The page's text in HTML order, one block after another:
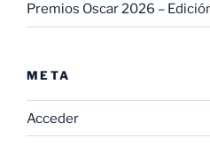
Premios Oscar 2026 –
META
Acceder